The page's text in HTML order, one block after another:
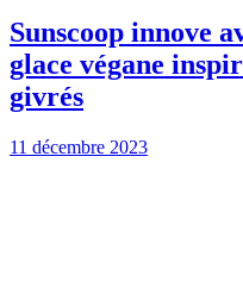
Sunscoop innove
glace végane
givrés
11 décembre 2023